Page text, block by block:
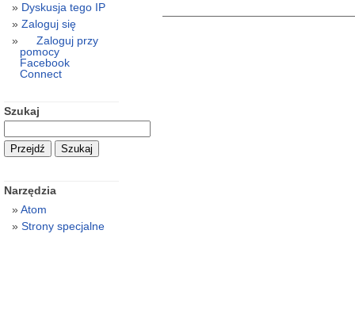
Dyskusja tego IP
Zaloguj się
Zaloguj przy
pomocy
Facebook
Connect
Szukaj
Narzędzia
Atom
Strony specjalne